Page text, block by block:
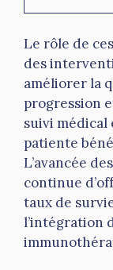
Le rôle de
des
améliorer la
progression
suivi médical
patiente
L’avancée
continue
taux de
l’intégration